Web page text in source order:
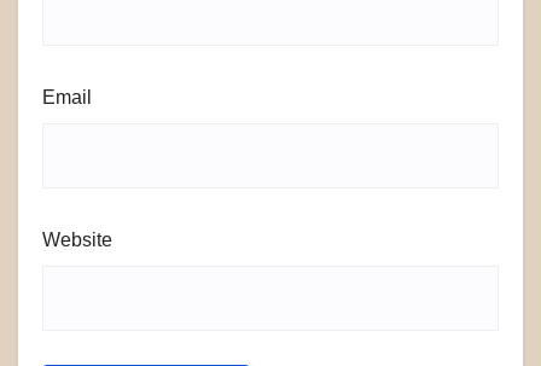
Email
Website